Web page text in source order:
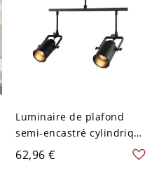
Luminaire de plafond
semi-encastré cylindrique
rotatif métallique vintage
à deux têtes noires avec
62,96 €